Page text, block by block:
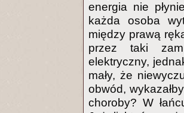
energia nie
każda osoba
między prawą
przez taki
elektryczny,
mały, że
obwód,
choroby? W